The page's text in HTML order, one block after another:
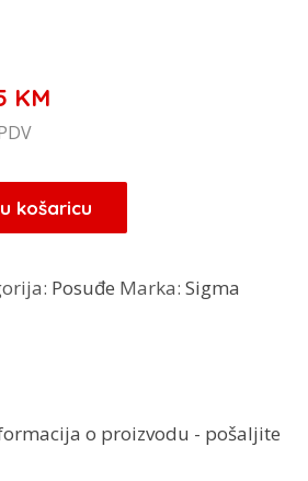
KM.
KM
29,75 KM.
košaricu
Posuđe Marka: Sigma
o proizvodu - pošaljite